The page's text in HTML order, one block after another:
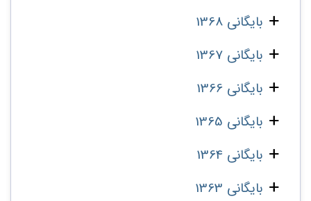
بایگانی 1368
بایگانی 1367
بایگانی 1366
بایگانی 1365
بایگانی 1364
بایگانی 1363